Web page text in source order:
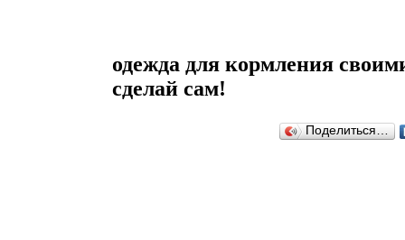
одежда для кормления
сделай сам!
Поделиться…